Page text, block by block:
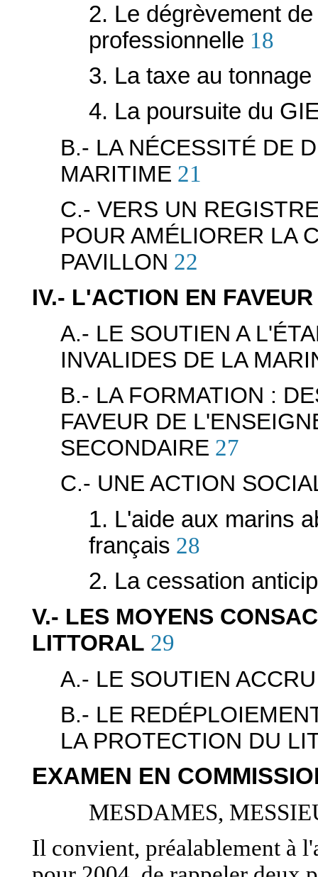
2. Le dégrèvement
professionnelle 18
3. La taxe au tonnage
4. La poursuite du
B.- LA NÉCESSITÉ DE
MARITIME 21
C.- VERS UN
POUR AMÉLIORER LA
PAVILLON 22
IV.- L'ACTION EN
A.- LE SOUTIEN A
INVALIDES DE LA
B.- LA FORMATION :
FAVEUR DE
SECONDAIRE 27
C.- UNE ACTION
1. L'aide aux marins
français 28
2. La cessation
V.- LES MOYENS
LITTORAL 29
A.- LE SOUTIEN
B.- LE
LA PROTECTION DU
EXAMEN EN
MESDAMES,
Il convient, préalablement à